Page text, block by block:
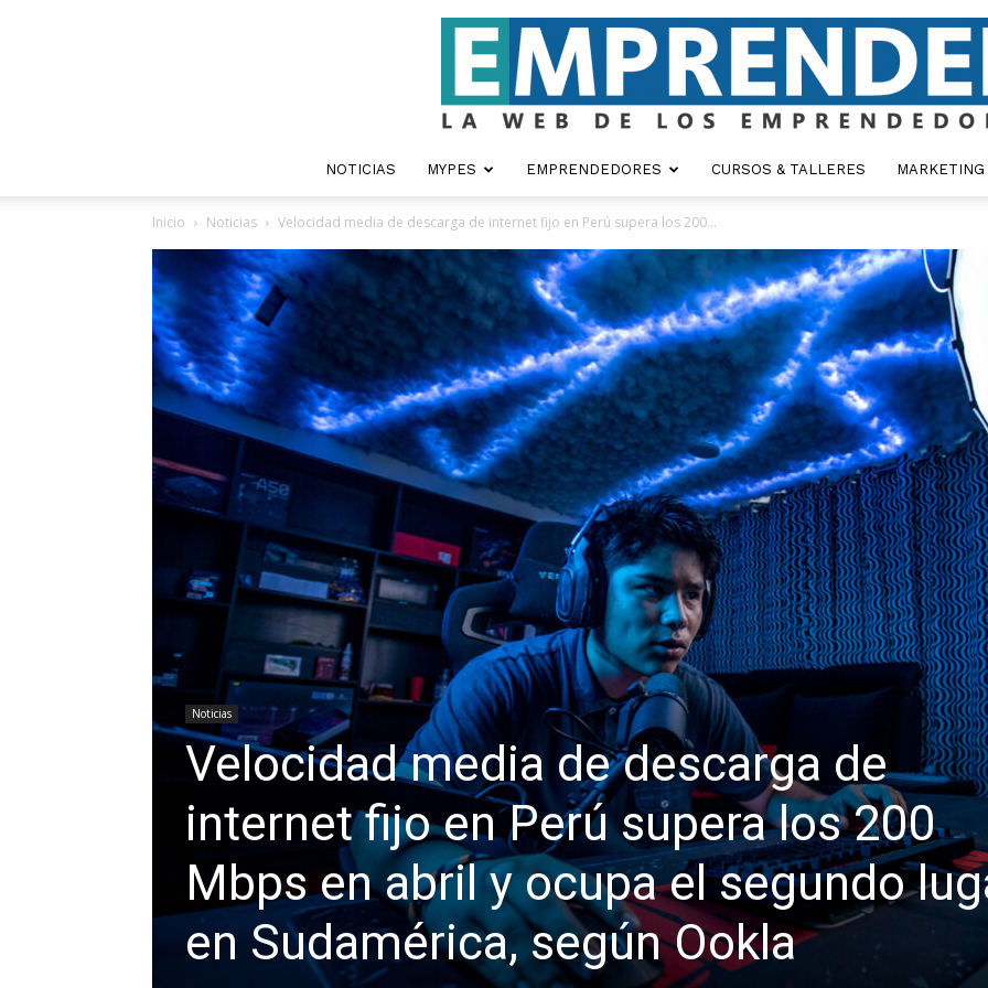
NOTICIAS MYPES EMPRENDEDORES CURSOS & TALLERES MARKETING
Inicio Noticias Velocidad media de descarga de internet fijo en Perú supera los 200...
Noticias
Velocidad media de descarga de
internet fijo en Perú supera los 200
Mbps en abril y ocupa el segundo
en Sudamérica, según Ookla